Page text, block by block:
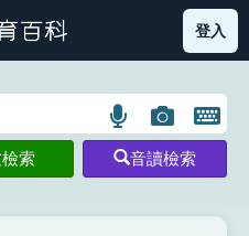
示 部首索引表圖示
登入
語
言
搜
圖
片
搜
開
鍵
圖
索 音讀檢索